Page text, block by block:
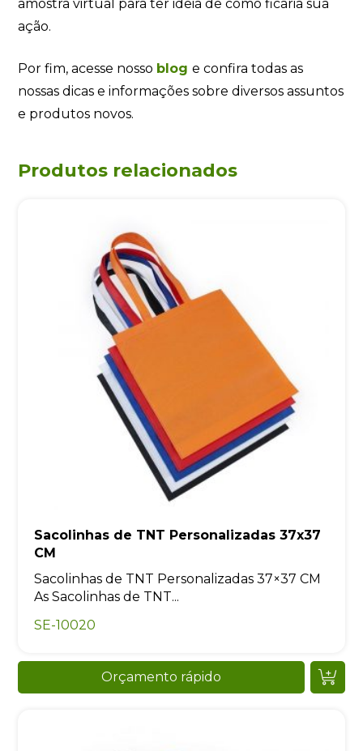
amostra virtual para ter ideia de como ficaria sua
ação.
Por fim, acesse nosso blog e confira todas as
nossas dicas e informações sobre diversos assuntos
e produtos novos.
Produtos relacionados
Sacolinhas de TNT Personalizadas 37x37
CM
Sacolinhas de TNT Personalizadas 37×37 CM
As Sacolinhas de TNT...
SE-10020
Orçamento rápido